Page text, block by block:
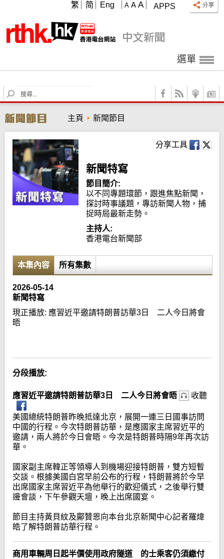
APPS
A A A
繁 简 Eng
選單
S
e
r
c
h
主頁 新聞節目
分享工具
新聞特寫
節目簡介:
以不同專題環節，跟進焦點新聞，
探討時事議題，專訪新聞人物，捕
捉時局最新走勢。
主持人:
香港電台新聞部
本集內容 所有集數
2026-05-14
新聞特寫
現正播放: 應習近平邀請特朗普訪華3日 二人今日將會
晤
分段播放:
應習近平邀請特朗普訪華3日 二人今日將會晤 收聽
美國總統特朗普昨晚抵達北京，展開一連三日國事訪問
中國的行程。今次特朗普訪華，是應國家主席習近平的
邀請，兩人將於今日會晤。今次是特朗普時隔9年再次訪
華。
國家副主席韓正等領導人到機場迎接特朗普，雙方短暫
交談。根據美國白宮早前公布的行程，特朗普將於今早
出席國家主席習近平為他舉行的歡迎儀式，之後舉行雙
邊會談，下午參觀天壇，晚上出席國宴。
節目主持黃貝紋及鄺贊恩向本台北京新聞中心記者羅煒
皓了解特朗普訪華行程。
商用車輛周日起半價使用政府隧道 的士乘客仍須繳付